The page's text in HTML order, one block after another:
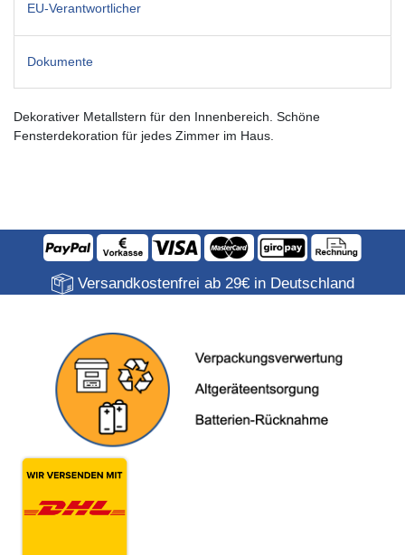
EU-Verantwortlicher
Dokumente
Dekorativer Metallstern für den Innenbereich. Schöne
Fensterdekoration für jedes Zimmer im Haus.
Versandkostenfrei ab 29€ in Deutschland